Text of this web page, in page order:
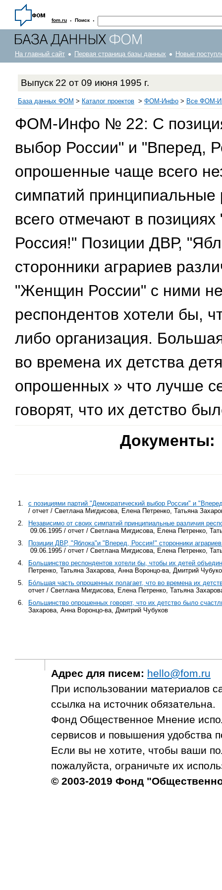
fom.ru · Поиск ·
На главный сайт Первая страница базы данных Новые
Выпуск 22 от 09 июня 1995 г.
База данных ФОМ > Каталог проектов > ФOM-Инфо > Все ФОМ-
ФОМ-Инфо № 22: С
выбор России" и "Вперед,
опрошенные чаще всего
симпатий
всего отмечают в
Россия!" Позиции ДВР,
сторонники аграриев
"Женщин России" с ними
респондентов хотели бы,
либо организация.
во времена их детства
опрошенных » что лучше
говорят, что их детство
Документы:
1.
с позициями партий "Демократический выбор России" и
/ отчет / Светлана Мигдисова, Елена Петренко, Татьяна
2.
Независимо от своих симпатий принципиальные различия
09.06.1995 / отчет / Светлана Мигдисова, Елена Петренко,
3.
Позиции ДВР, "Яблока"и "Вперед, Россия!" сторонники
09.06.1995 / отчет / Светлана Мигдисова, Елена Петренко,
4.
Большинство респондентов хотели бы, чтобы их детей
Петренко, Татьяна Захарова, Анна Воронцо-ва, Дмитрий
5.
Бóльшая часть опрошенных полагает, что во времена их
отчет / Светлана Мигдисова, Елена Петренко, Татьяна
6.
Большинство опрошенных говорят, что их детство было
Захарова, Анна Воронцо-ва, Дмитрий Чубуков
Адрес для писем: hello@fom.ru
При использовании материалов
ссылка на источник обязательна.
Фонд Общественное Мнение
сервисов и повышения удобства
Если вы не хотите, чтобы ваши
пожалуйста, ограничьте их
© 2003-2019 Фонд